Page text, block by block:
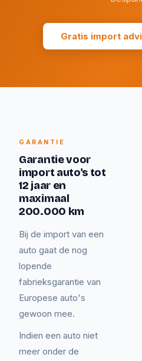
Gratis import
GARANTIE
Garantie voor
import auto's tot
12 jaar en
maximaal
200.000 km
Bij de import van een
auto gaat de nog
lopende
fabrieksgarantie van
Europese auto's
gewoon mee.
Indien een auto niet
meer onder de